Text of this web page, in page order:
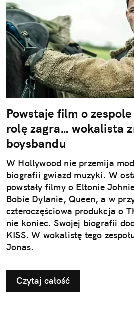
Powstaje film o zespole
rolę zagra… wokalista
boysbandu
W Hollywood nie przemija
biografii gwiazd muzyki. W
powstały filmy o Eltonie
Bobie Dylanie, Queen, a w
czteroczęściowa produkcja o
nie koniec. Swojej biografii
KISS. W wokalistę tego
Jonas.
Czytaj całość